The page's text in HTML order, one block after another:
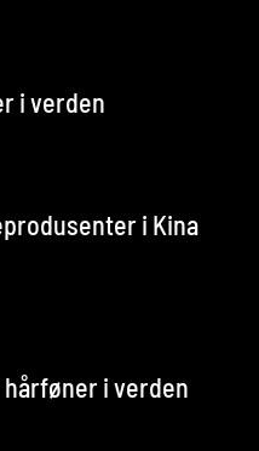
i verden
i Kina
hårføner i verden